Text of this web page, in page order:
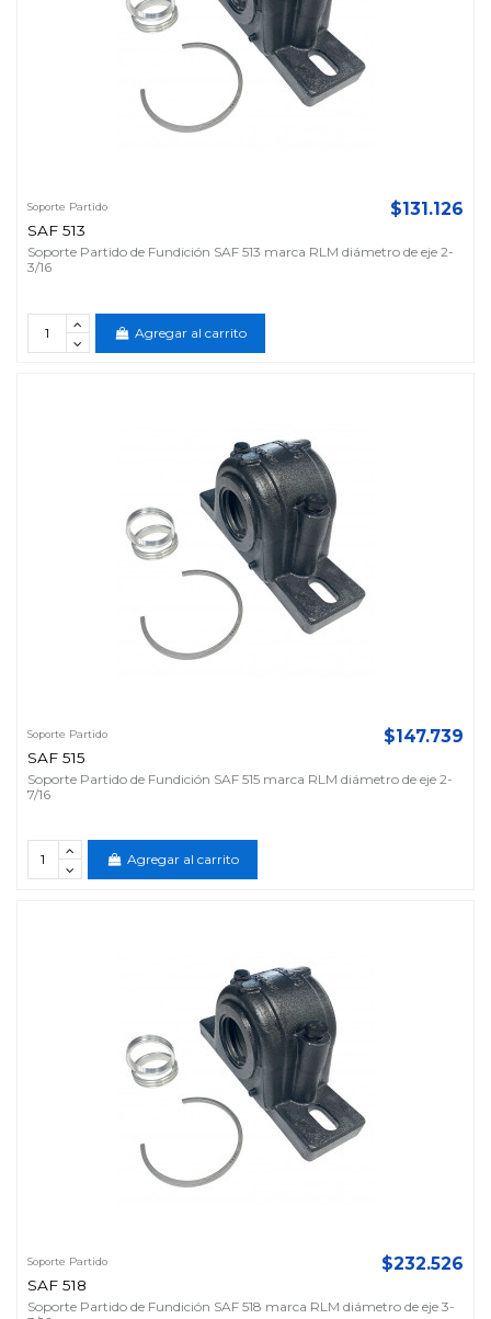
Soporte Partido
SAF 513
$131.126
Soporte Partido de Fundición SAF 513 marca RLM diámetro de eje 2-
3/16
Agregar al carrito
Soporte Partido
SAF 515
$147.739
Soporte Partido de Fundición SAF 515 marca RLM diámetro de eje 2-
7/16
Agregar al carrito
Soporte Partido
SAF 518
$232.526
Soporte Partido de Fundición SAF 518 marca RLM diámetro de eje 3-